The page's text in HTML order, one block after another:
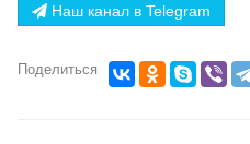
Наш канал в Telegram
Поделиться